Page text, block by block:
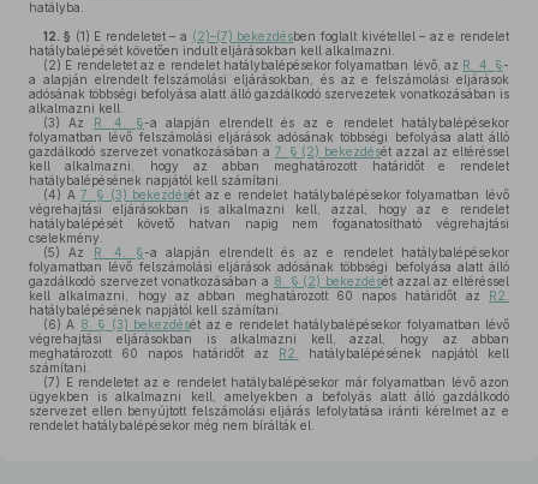
hatályba.
12. § (1) E rendeletet – a (2)–(7) bekezdésben foglalt kivétellel – az e rendelet
hatálybalépését követően indult eljárásokban kell alkalmazni.
(2) E rendeletet az e rendelet hatálybalépésekor folyamatban lévő, az R. 4. §-
a alapján elrendelt felszámolási eljárásokban, és az e felszámolási eljárások
adósának többségi befolyása alatt álló gazdálkodó szervezetek vonatkozásában is
alkalmazni kell.
(3) Az R. 4. §-a alapján elrendelt és az e rendelet hatálybalépésekor
folyamatban lévő felszámolási eljárások adósának többségi befolyása alatt álló
gazdálkodó szervezet vonatkozásában a 7. § (2) bekezdését azzal az eltéréssel
kell alkalmazni, hogy az abban meghatározott határidőt e rendelet
hatálybalépésének napjától kell számítani.
(4) A7. § (3) bekezdését az e rendelet hatálybalépésekor folyamatban lévő
végrehajtási eljárásokban is alkalmazni kell, azzal, hogy az e rendelet
hatálybalépését követő hatvan napig nem foganatosítható végrehajtási
cselekmény.
(5) Az R. 4. §-a alapján elrendelt és az e rendelet hatálybalépésekor
folyamatban lévő felszámolási eljárások adósának többségi befolyása alatt álló
gazdálkodó szervezet vonatkozásában a 8. § (2) bekezdését azzal az eltéréssel
kell alkalmazni, hogy az abban meghatározott 60 napos határidőt az R2.
hatálybalépésének napjától kell számítani.
(6) A 8. § (3) bekezdését az e rendelet hatálybalépésekor folyamatban lévő
végrehajtási eljárásokban is alkalmazni kell, azzal, hogy az abban
meghatározott 60 napos határidőt az
R2.
hatálybalépésének napjától kell
számítani.
(7) E rendeletet az e rendelet hatálybalépésekor már folyamatban lévő azon
ügyekben is alkalmazni kell, amelyekben a befolyás alatt álló gazdálkodó
szervezet ellen benyújtott felszámolási eljárás lefolytatása iránti kérelmet az e
rendelet hatálybalépésekor még nem bírálták el.